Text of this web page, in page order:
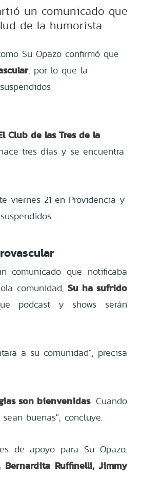
un comunicado que
de la humorista.
Su Opazo confirmó que
, por lo que la
Club de las Tres de la
tres días y se encuentra
viernes 21 en Providencia y
comunicado que notificaba
comunidad, Su ha sufrido
podcast y shows serán
a su comunidad", precisa
son bienvenidas. Cuando
buenas", concluye.
de apoyo para Su Opazo,
Bernardita Ruffinelli, Jimmy